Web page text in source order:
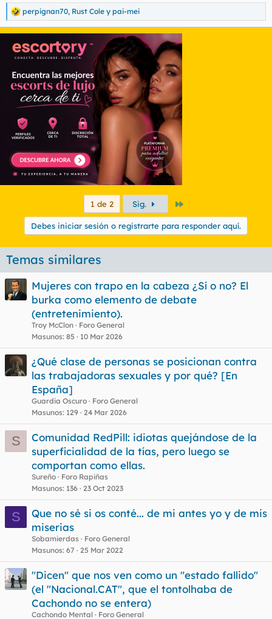
R
e
a
c
c
o
n
e
perpignan70, Rust Cole y pai-mei
1 de 2 Sig.
Debes iniciar sesión o registrarte para responder aquí.
Temas similares
Mujeres con trapo en la cabeza ¿Sí o no? El
burka como elemento de debate
(entretenimiento).
Troy McClon
Foro General
Masunos 85 10 Mar 2026
¿Qué clase de personas se posicionan contra
las trabajadoras sexuales y por qué? [En
España]
Guardia Oscuro
Foro General
Masunos 129 24 Mar 2026
S
Comunidad RedPill: idiotas quejándose de la
superficialidad de la tías, pero luego se
comportan como ellas.
Sureño
Foro Rapiñas
Masunos 136 23 Oct 2023
S
Que no sé si os conté... de mi antes yo y de mis
miserias
Sobamierdas
Foro General
Masunos 67 25 Mar 2022
"Dicen" que nos ven como un "estado fallido"
(el "Nacional.CAT", que el tontolhaba de
Cachondo no se entera)
Cachondo Mental
Foro General